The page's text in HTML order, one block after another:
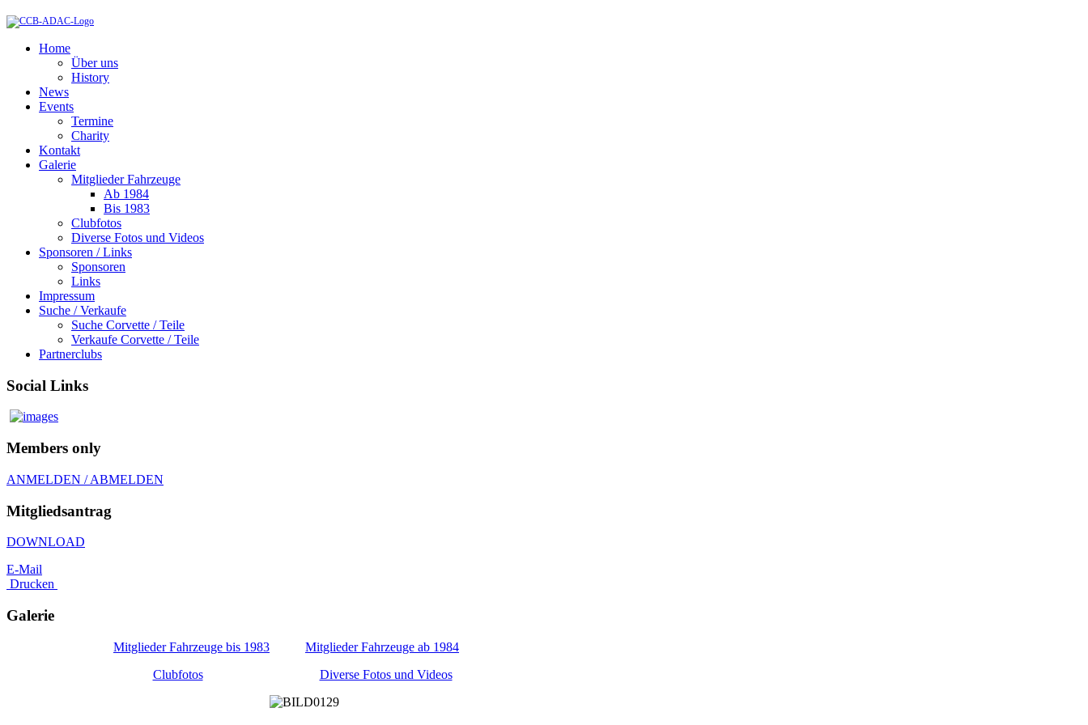
Home
Über uns
History
News
Events
Termine
Charity
Kontakt
Galerie
Mitglieder Fahrzeuge
Ab 1984
Bis 1983
Clubfotos
Diverse Fotos und Videos
Sponsoren / Links
Sponsoren
Links
Impressum
Suche / Verkaufe
Suche Corvette / Teile
Verkaufe Corvette / Teile
Partnerclubs
Social Links
Members only
ANMELDEN / ABMELDEN
Mitgliedsantrag
DOWNLOAD
E-Mail
Drucken
Galerie
Mitglieder Fahrzeuge bis 1983
Mitglieder Fahrzeuge ab 1984
Clubfotos
Diverse Fotos und Videos